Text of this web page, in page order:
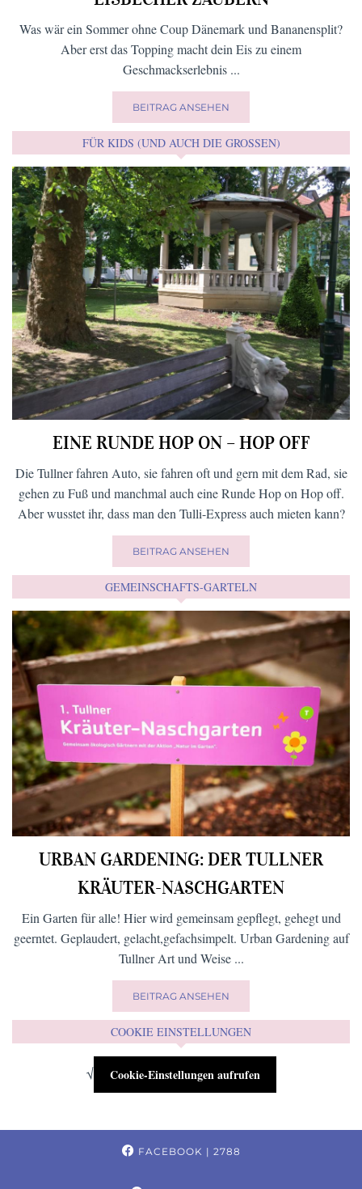
Was wär ein Sommer ohne Coup Dänemark und Bananensplit?
Aber erst das Topping macht dein Eis zu einem
Geschmackserlebnis ...
BEITRAG ANSEHEN
FÜR KIDS (UND AUCH DIE GROSSEN)
EINE RUNDE HOP ON – HOP OFF
Die Tullner fahren Auto, sie fahren oft und gern mit dem Rad, sie
gehen zu Fuß und manchmal auch eine Runde Hop on Hop off.
Aber wusstet ihr, dass man den Tulli-Express auch mieten kann?
BEITRAG ANSEHEN
GEMEINSCHAFTS-GARTELN
URBAN GARDENING: DER TULLNER
KRÄUTER-NASCHGARTEN
Ein Garten für alle! Hier wird gemeinsam gepflegt, gehegt und
geerntet. Geplaudert, gelacht,gefachsimpelt. Urban Gardening auf
Tullner Art und Weise ...
BEITRAG ANSEHEN
COOKIE EINSTELLUNGEN
√ Cookie-Einstellungen aufrufen
FACEBOOK | 2788